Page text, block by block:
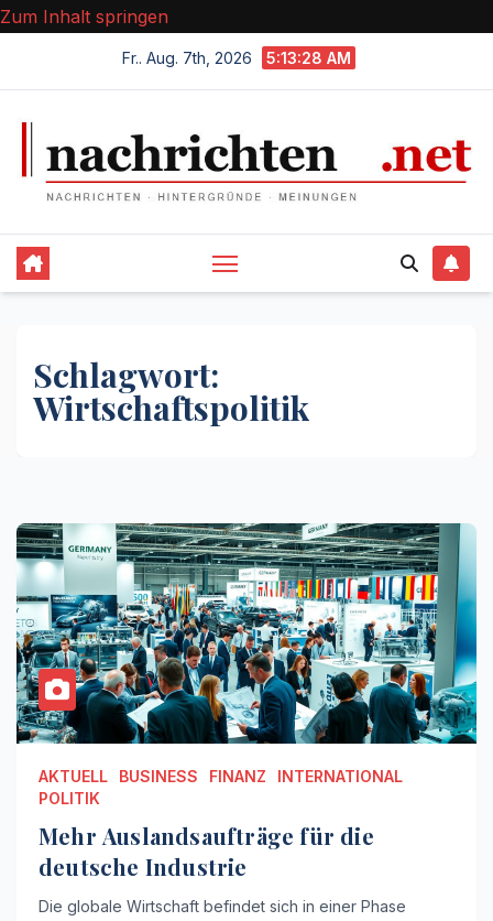
Zum Inhalt springen
Fr.. Aug. 7th, 2026 5:13:28 AM
Schlagwort:
Wirtschaftspolitik
AKTUELL BUSINESS FINANZ
INTERNATIONAL
POLITIK
Mehr Auslandsaufträge für die
deutsche Industrie
Die globale Wirtschaft befindet sich in einer Phase